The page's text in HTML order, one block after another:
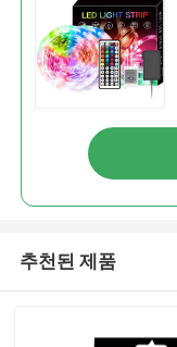
추천된 제품